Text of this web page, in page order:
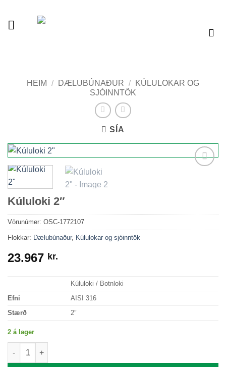
content
HEIM / DÆLUBÚNAÐUR /
KÚLULOKAR OG
SJÓINNTÖK
SÍA
Kúluloki 2″
Vörunúmer: OSC-1772107
Flokkar: Dælubúnaður, Kúlulokar og sjóinntök
23.967 kr.
Kúluloki / Botnloki
Efni
AISI 316
Stærð
2″
2 á lager
Kúluloki 2" quantity